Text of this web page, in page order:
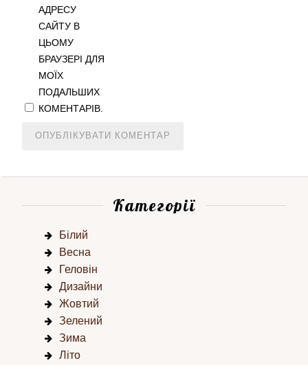
АДРЕСУ
САЙТУ В
ЦЬОМУ
БРАУЗЕРІ ДЛЯ
МОЇХ
ПОДАЛЬШИХ
КОМЕНТАРІВ.
Категорії
Білий
Весна
Геловін
Дизайни
Жовтий
Зелений
Зима
Літо